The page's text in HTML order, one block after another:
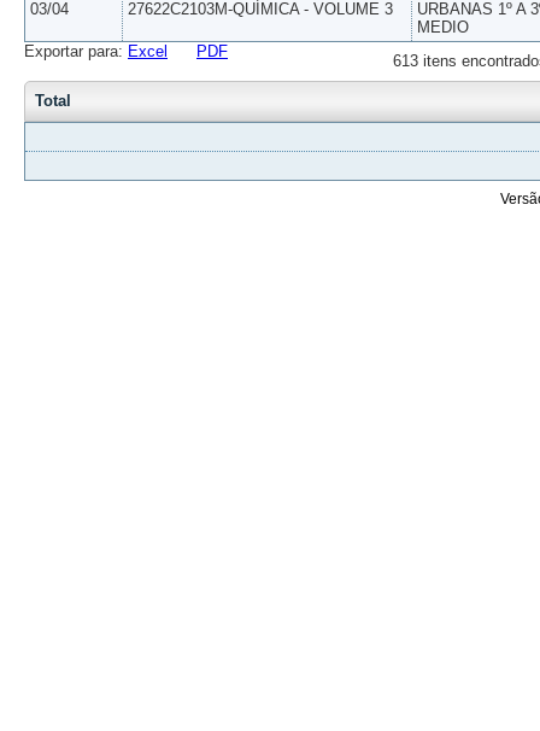
03/04 27622C2103M-QUÍMICA - VOLUME 3
URBANAS 1º A
MEDIO
613 itens
Exportar para: Excel PDF
Total